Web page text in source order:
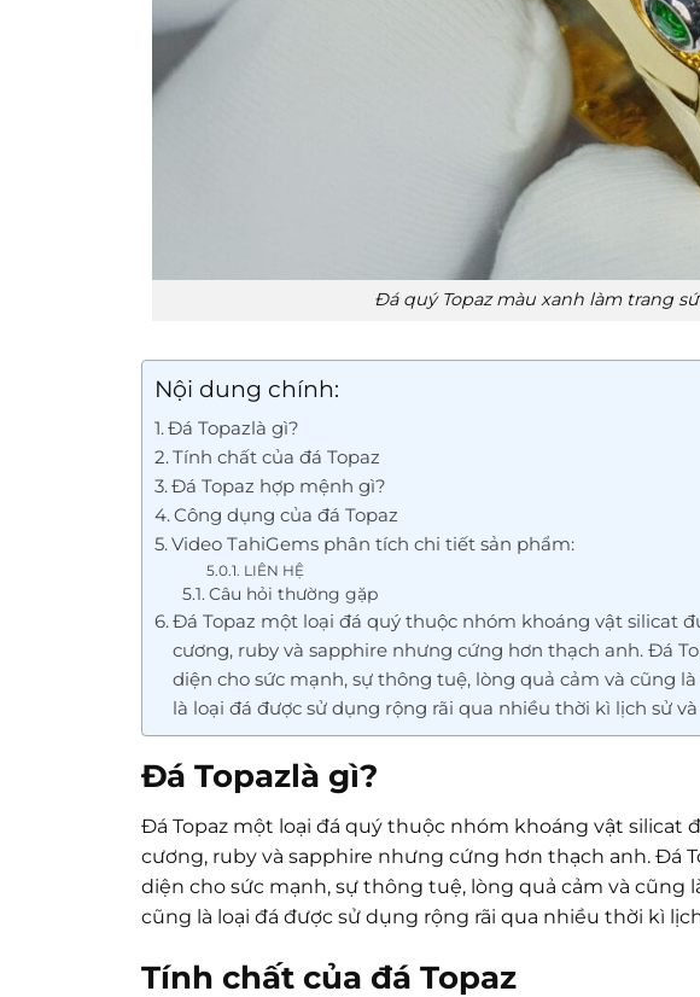
Đá quý Topaz màu xanh làm trang
Nội dung chính:
Đá Topazlà gì?
Tính chất của đá Topaz
Đá Topaz hợp mệnh gì?
Công dụng của đá Topaz
Video TahiGems phân tích chi tiết sản phẩm:
LIÊN HỆ
Câu hỏi thường gặp
Đá Topaz một loại đá quý thuộc nhóm khoáng vật silicat
cương, ruby và sapphire nhưng cứng hơn thạch anh. Đá
diện cho sức mạnh, sự thông tuệ, lòng quả cảm và cũng
là loại đá được sử dụng rộng rãi qua nhiều thời kì lịch sử
Đá Topazlà gì?
Đá Topaz một loại đá quý thuộc nhóm khoáng vật silicat
cương, ruby và sapphire nhưng cứng hơn thạch anh. Đá
diện cho sức mạnh, sự thông tuệ, lòng quả cảm và
cũng là loại đá được sử dụng rộng rãi qua nhiều thời kì
Tính chất của đá Topaz